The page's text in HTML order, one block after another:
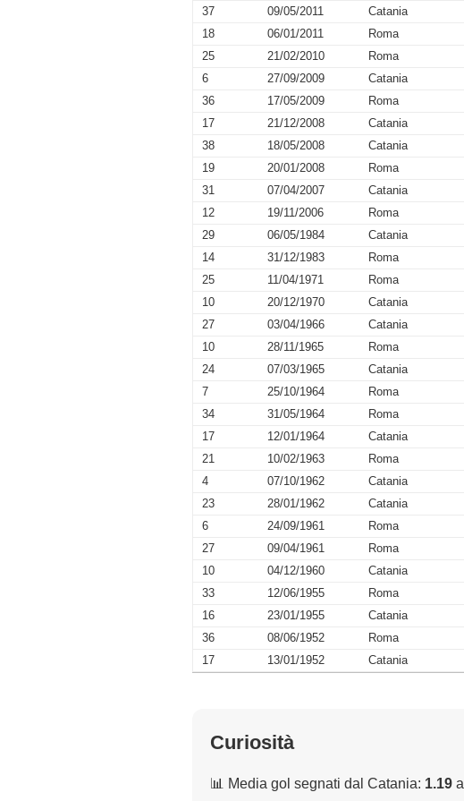
37
09/05/2011 Catania
18
06/01/2011 Roma
25
21/02/2010 Roma
6
27/09/2009 Catania
36
17/05/2009 Roma
17
21/12/2008 Catania
38
18/05/2008 Catania
19
20/01/2008 Roma
31
07/04/2007 Catania
12
19/11/2006 Roma
29
06/05/1984 Catania
14
31/12/1983 Roma
25
11/04/1971 Roma
10
20/12/1970 Catania
27
03/04/1966 Catania
10
28/11/1965 Roma
24
07/03/1965 Catania
7
25/10/1964 Roma
34
31/05/1964 Roma
17
12/01/1964 Catania
21
10/02/1963 Roma
4
07/10/1962 Catania
23
28/01/1962 Catania
6
24/09/1961 Roma
27
09/04/1961 Roma
10
04/12/1960 Catania
33
12/06/1955 Roma
16
23/01/1955 Catania
36
08/06/1952 Roma
17
13/01/1952 Catania
Curiosità
📊 Media gol segnati dal Catania: 1.19